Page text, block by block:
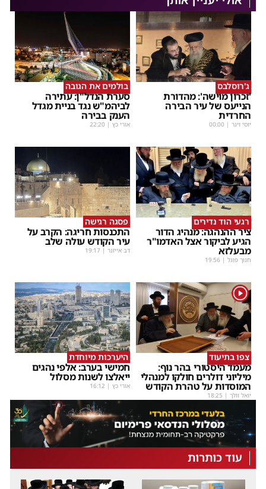
ג'רוסלבס
'זכרון מוישה': מהדורת
הנייעס של עיר הבירה
החרדית
יוסי וינר |
00:00
בולמים את הגובה
סערת הנדל"ן: עתירה
לביהמ"ש נגד בניית מגדל
הענק בבירה
אורי כץ |
22:20
רגעי הוד נדירים
ציר ההנהגה: מנהיג הדור
הגיע לביקור אצל האדמו"ר
מבעלזא
חנוך פוגל |
19:56
פסגה רגישה
התכנסות חריגה: הקרב על
עיר הקודש עולה שלב
דב אייזנר |
19:17
1
צפו בתיעוד
מעמד היסטורי בהר נוף:
מיליוני דולרים חולקו למנהלי
המוסדות על טהרת הקודש
יואל וולך |
18:25
היערכות מיוחדת
חמישי בערב: אלפי נהגים
ייאלצו לשנות מסלול
אורי כץ |
16:12
עוד כותרות